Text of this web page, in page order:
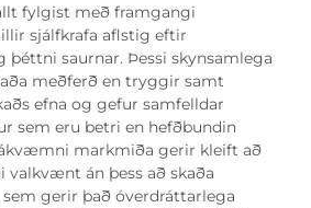
fylgist með framgangi
sjálfkrafa aflstig eftir
saurnar. Þessi skynsamlega
meðferð en tryggir samt
efna og gefur samfelldar
sem eru betri en hefðbundin
markmiða gerir kleift að
valkvænt án þess að skaða
gerir það óverdráttarlega